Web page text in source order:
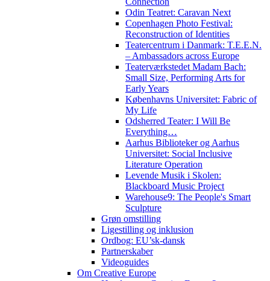
Odin Teatret: Caravan Next
Copenhagen Photo Festival:
Reconstruction of Identities
Teatercentrum i Danmark: T.E.E.N.
– Ambassadors across Europe
Teaterværkstedet Madam Bach:
Small Size, Performing Arts for
Early Years
Københavns Universitet: Fabric of
My Life
Odsherred Teater: I Will Be
Everything…
Aarhus Biblioteker og Aarhus
Universitet: Social Inclusive
Literature Operation
Levende Musik i Skolen:
Blackboard Music Project
Warehouse9: The People's Smart
Sculpture
Grøn omstilling
Ligestilling og inklusion
Ordbog: EU’sk-dansk
Partnerskaber
Videoguides
Om Creative Europe